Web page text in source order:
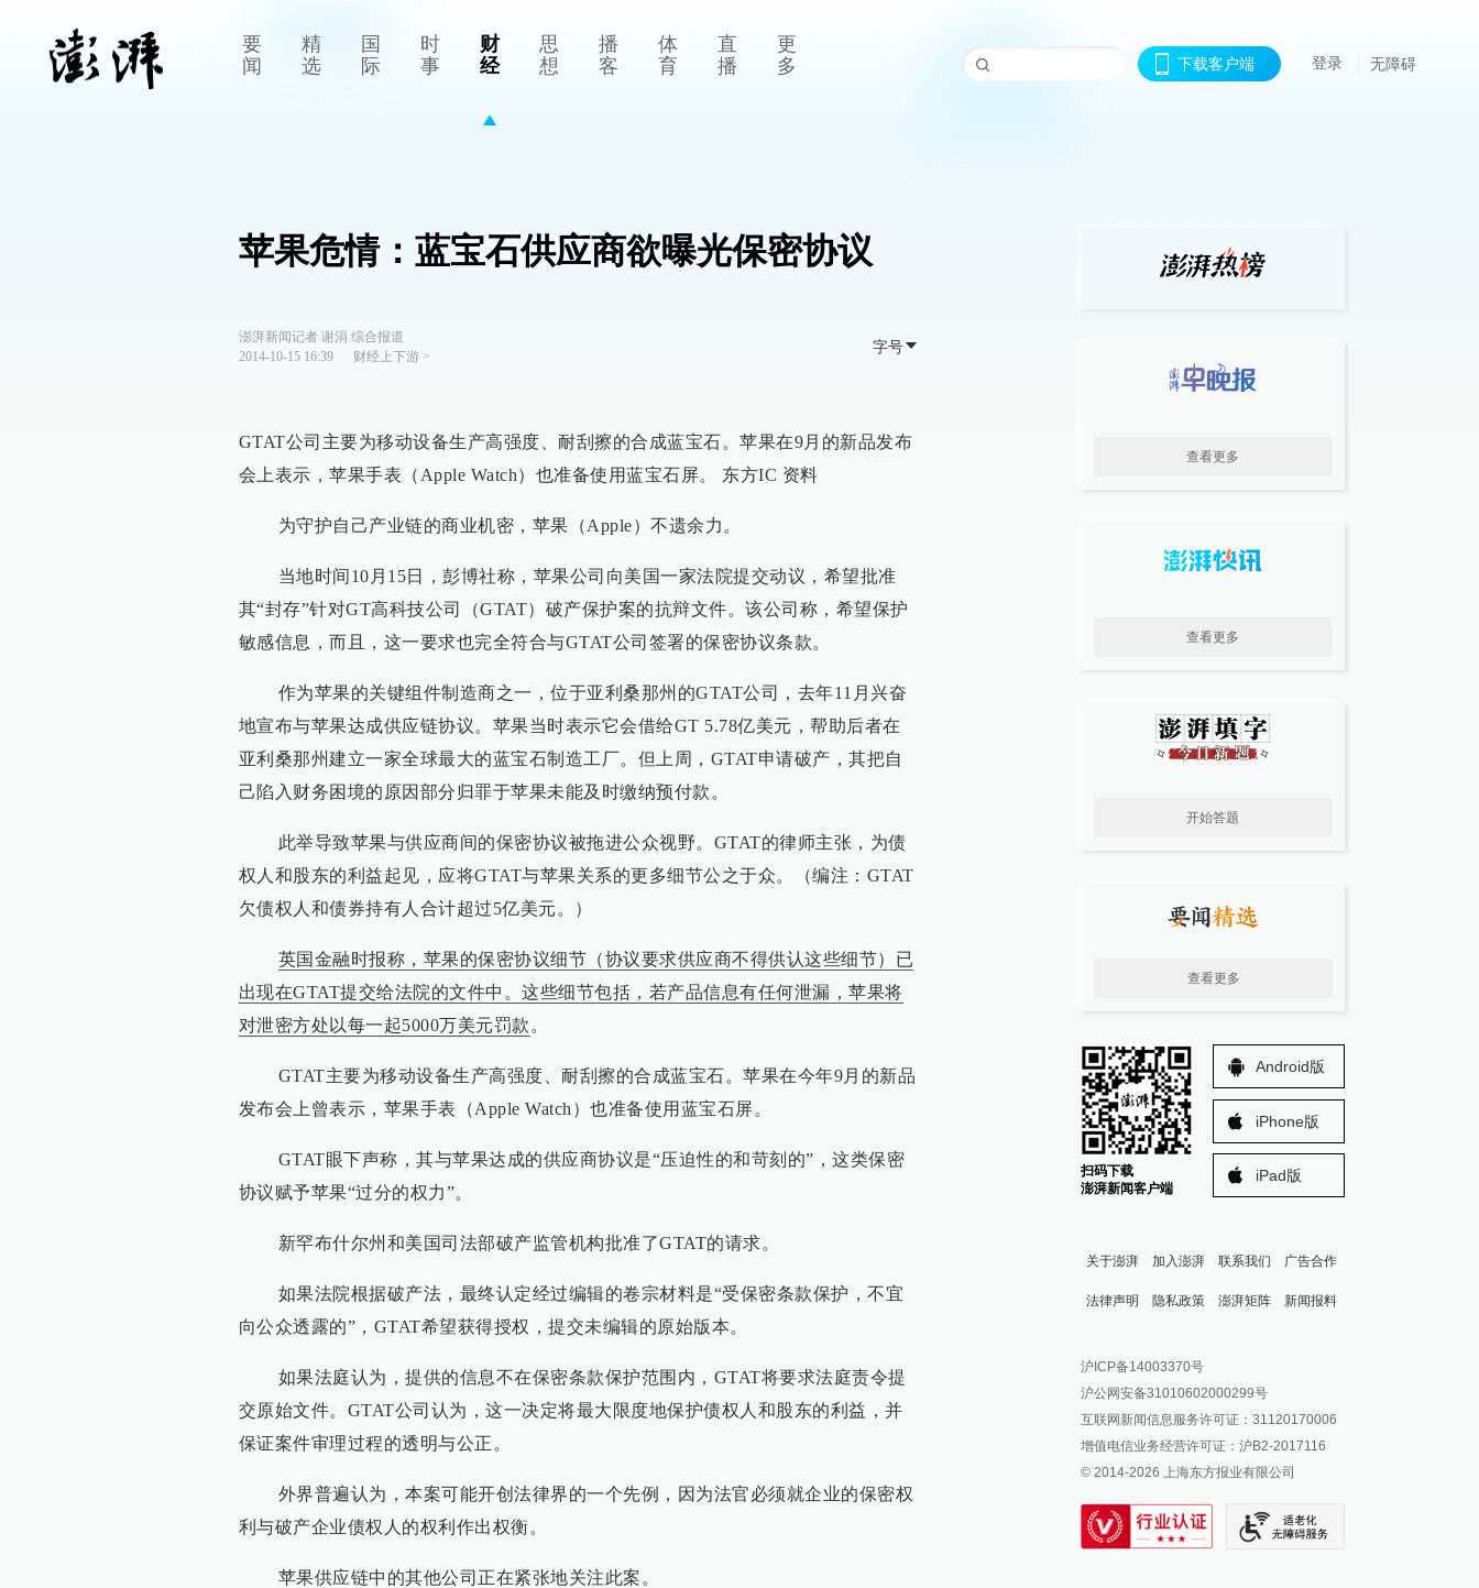
要
闻
精
选
国
际
时
事
财
经
思
想
播
客
体
育
直
播
更
多
下载客户端 登录 无障碍
苹果危情：蓝宝石供应商欲曝光保密协议
澎湃新闻记者 谢涓 综合报道
2014-10-15 16:39
财经上下游>
字号
GTAT公司主要为移动设备生产高强度、耐刮擦的合成蓝宝石。苹果在9月的新品发布
会上表示，苹果手表（Apple Watch）也准备使用蓝宝石屏。 东方IC 资料
为守护自己产业链的商业机密，苹果（Apple）不遗余力。
当地时间10月15日，彭博社称，苹果公司向美国一家法院提交动议，希望批准
其“封存”针对GT高科技公司（GTAT）破产保护案的抗辩文件。该公司称，希望保护
敏感信息，而且，这一要求也完全符合与GTAT公司签署的保密协议条款。
作为苹果的关键组件制造商之一，位于亚利桑那州的GTAT公司，去年11月兴奋
地宣布与苹果达成供应链协议。苹果当时表示它会借给GT 5.78亿美元，帮助后者在
亚利桑那州建立一家全球最大的蓝宝石制造工厂。但上周，GTAT申请破产，其把自
己陷入财务困境的原因部分归罪于苹果未能及时缴纳预付款。
此举导致苹果与供应商间的保密协议被拖进公众视野。GTAT的律师主张，为债
权人和股东的利益起见，应将GTAT与苹果关系的更多细节公之于众。（编注：GTAT
欠债权人和债券持有人合计超过5亿美元。）
英国金融时报称，苹果的保密协议细节（协议要求供应商不得供认这些细节）已
出现在GTAT提交给法院的文件中。这些细节包括，若产品信息有任何泄漏，苹果将
对泄密方处以每一起5000万美元罚款 。
GTAT主要为移动设备生产高强度、耐刮擦的合成蓝宝石。苹果在今年9月的新品
发布会上曾表示，苹果手表（Apple Watch）也准备使用蓝宝石屏。
GTAT眼下声称，其与苹果达成的供应商协议是“压迫性的和苛刻的”，这类保密
协议赋予苹果“过分的权力”。
新罕布什尔州和美国司法部破产监管机构批准了GTAT的请求。
如果法院根据破产法，最终认定经过编辑的卷宗材料是“受保密条款保护，不宜
向公众透露的”，GTAT希望获得授权，提交未编辑的原始版本。
如果法庭认为，提供的信息不在保密条款保护范围内，GTAT将要求法庭责令提
交原始文件。GTAT公司认为，这一决定将最大限度地保护债权人和股东的利益，并
保证案件审理过程的透明与公正。
外界普遍认为，本案可能开创法律界的一个先例，因为法官必须就企业的保密权
利与破产企业债权人的权利作出权衡。
苹果供应链中的其他公司正在紧张地关注此案。
查看更多
查看更多
开始答题
查看更多
扫码下载
澎湃新闻客户端
Android版
iPhone版
iPad版
关于澎湃 加入澎湃 联系我们 广告合作
法律声明 隐私政策 澎湃矩阵
澎湃新闻公众号
澎湃新闻抖音号
派生万物开放平台
IP SHANGHAI
SIXTH TONE
新闻报料
报料邮箱: news@thepaper.cn
沪ICP备14003370号
沪公网安备31010602000299号
互联网新闻信息服务许可证：31120170006
增值电信业务经营许可证：沪B2-2017116
© 2014-2026 上海东方报业有限公司